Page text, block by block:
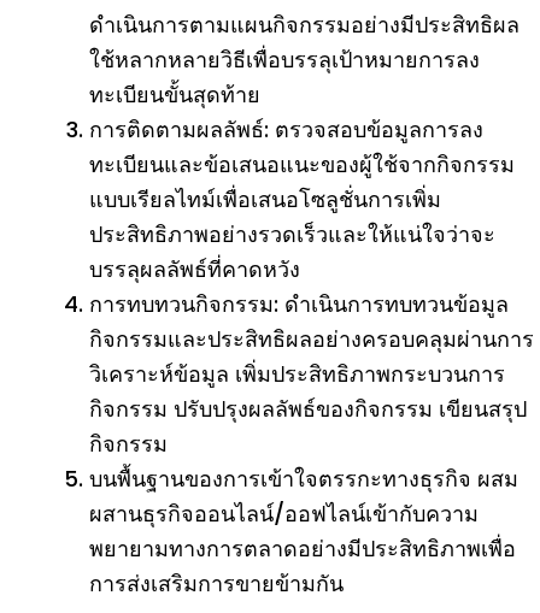
ดำเนินการตามแผนกิจกรรมอย่างมีประสิทธิผล
ใช้หลากหลายวิธีเพื่อบรรลุเป้าหมายการลง
ทะเบียนขั้นสุดท้าย
การติดตามผลลัพธ์: ตรวจสอบข้อมูลการลง
ทะเบียนและข้อเสนอแนะของผู้ใช้จากกิจกรรม
แบบเรียลไทม์เพื่อเสนอโซลูชั่นการเพิ่ม
ประสิทธิภาพอย่างรวดเร็วและให้แน่ใจว่าจะ
บรรลุผลลัพธ์ที่คาดหวัง
การทบทวนกิจกรรม: ดำเนินการทบทวนข้อมูล
กิจกรรมและประสิทธิผลอย่างครอบคลุมผ่านการ
วิเคราะห์ข้อมูล เพิ่มประสิทธิภาพกระบวนการ
กิจกรรม ปรับปรุงผลลัพธ์ของกิจกรรม เขียนสรุป
กิจกรรม
บนพื้นฐานของการเข้าใจตรรกะทางธุรกิจ ผสม
ผสานธุรกิจออนไลน์/ออฟไลน์เข้ากับความ
พยายามทางการตลาดอย่างมีประสิทธิภาพเพื่อ
การส่งเสริมการขายข้ามกัน